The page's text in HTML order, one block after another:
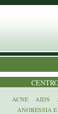
ACNE AIDS
ANORESSIA